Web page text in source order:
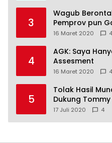
3
Wagub
Pemprov pun
16 Maret 2020 4
4
AGK: Saya
Assesment
16 Maret 2020 4
5
Tolak Hasil
Dukung
17 Juli 2020 4